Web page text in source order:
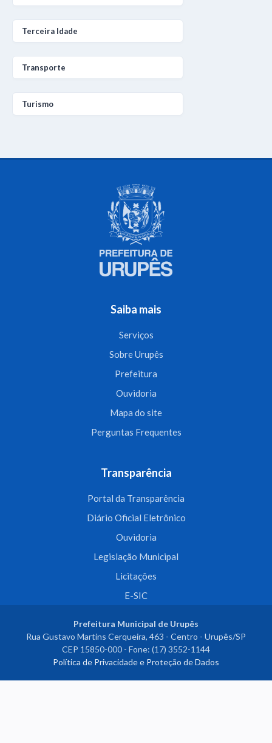
Terceira Idade
Transporte
Turismo
Saiba mais
Serviços
Sobre Urupês
Prefeitura
Ouvidoria
Mapa do site
Perguntas Frequentes
Transparência
Portal da Transparência
Diário Oficial Eletrônico
Ouvidoria
Legislação Municipal
Licitações
E-SIC
Prefeitura Municipal de Urupês
Rua Gustavo Martins Cerqueira, 463 - Centro - Urupês/SP
CEP 15850-000 - Fone: (17) 3552-1144
Política de Privacidade e Proteção de Dados